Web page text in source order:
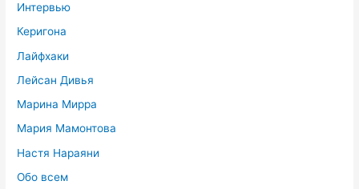
Интервью
Керигона
Лайфхаки
Лейсан Дивья
Марина Мирра
Мария Мамонтова
Настя Нараяни
Обо всем